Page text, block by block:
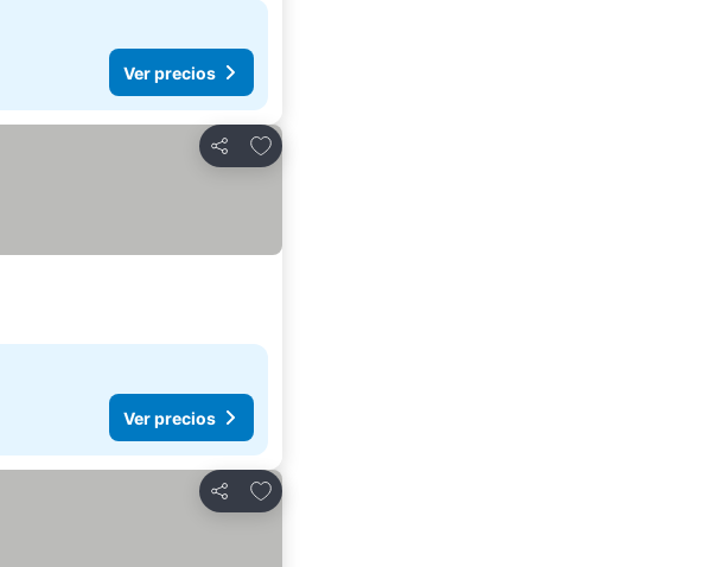
Ver precios
Compartir
Agregar a favoritos
Ver precios
Compartir
Agregar a favoritos